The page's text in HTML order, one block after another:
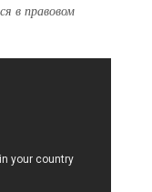
в правовом